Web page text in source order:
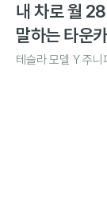
내 차로 월
말하는 타운
테슬라 모델 Y 주